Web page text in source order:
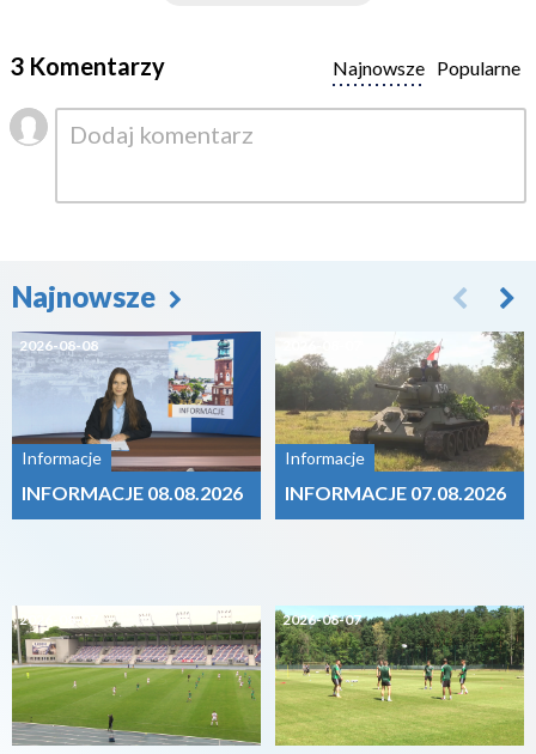
3 Komentarzy Popularne
Najnowsze
Najnowsze
2026-08-08
Informacje
INFORMACJE 08.08.2026
2026-08-07
Informacje
INFORMACJE 07.08.2026
2026-08-07